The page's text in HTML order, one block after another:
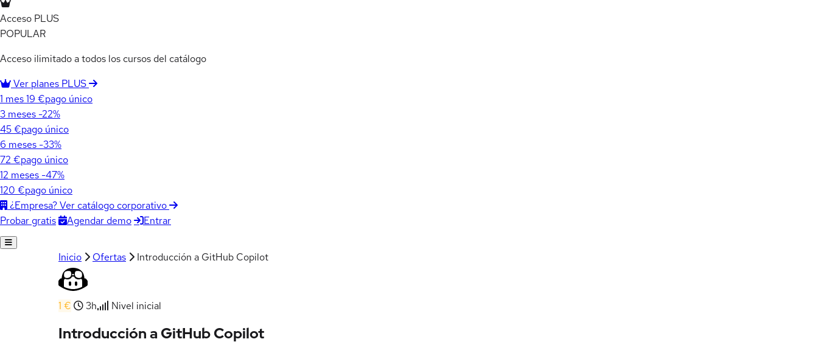
Acceso PLUS
POPULAR
Acceso ilimitado a todos los cursos del catálogo
Ver planes PLUS
1 mes19 €pago único
3 meses -22%
45 €pago único
6 meses -33%
72 €pago único
12 meses -47%
120 €pago único
¿Empresa? Ver catálogo corporativo
Probar gratis
Agendar demo Entrar
Inicio Ofertas Introducción a GitHub Copilot
1 € 3h Nivel inicial
Introducción a GitHub Copilot